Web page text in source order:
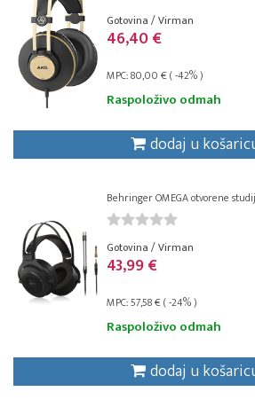
Gotovina / Virman
46,40 €
MPC: 80,00 € ( -42% )
Raspoloživo odmah
dodaj u
Behringer OMEGA otvorene
Gotovina / Virman
43,99 €
MPC: 57,58 € ( -24% )
Raspoloživo odmah
dodaj u